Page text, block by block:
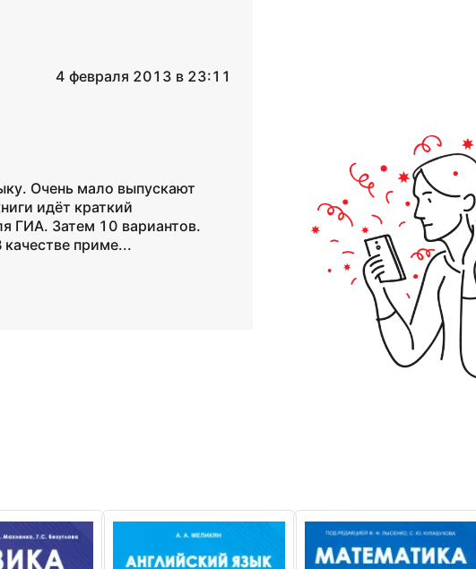
4 февраля 2013 в 23:11
Очень мало выпускают
идёт краткий
ГИА. Затем 10 вариантов.
приме...